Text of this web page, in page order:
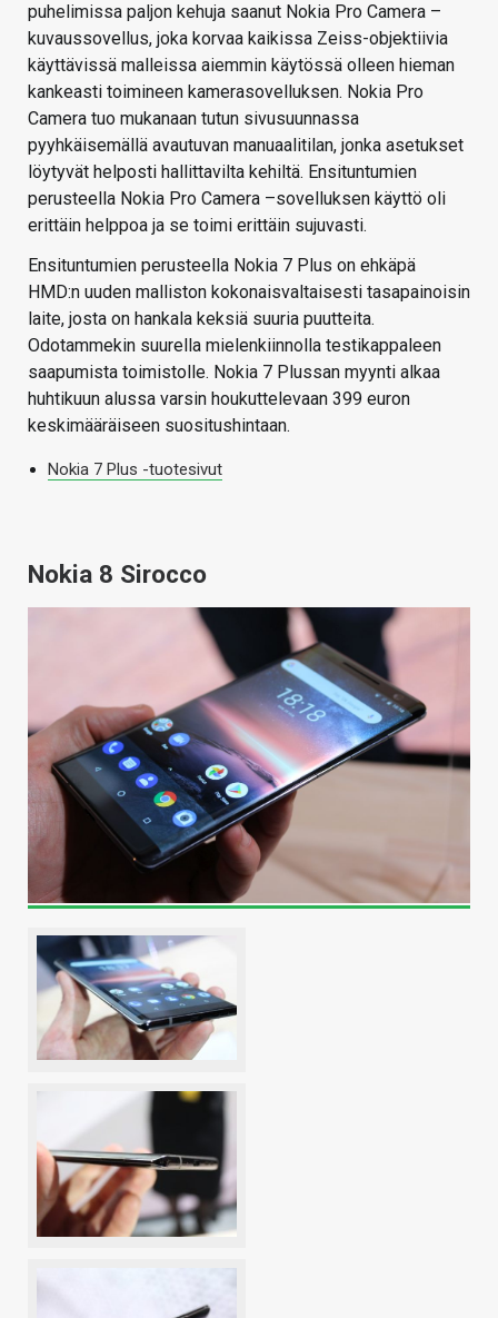
puhelimissa paljon kehuja saanut Nokia Pro Camera –
kuvaussovellus, joka korvaa kaikissa Zeiss-objektiivia
käyttävissä malleissa aiemmin käytössä olleen hieman
kankeasti toimineen kamerasovelluksen. Nokia Pro
Camera tuo mukanaan tutun sivusuunnassa
pyyhkäisemällä avautuvan manuaalitilan, jonka asetukset
löytyvät helposti hallittavilta kehiltä. Ensituntumien
perusteella Nokia Pro Camera –sovelluksen käyttö oli
erittäin helppoa ja se toimi erittäin sujuvasti.
Ensituntumien perusteella Nokia 7 Plus on ehkäpä
HMD:n uuden malliston kokonaisvaltaisesti tasapainoisin
laite, josta on hankala keksiä suuria puutteita.
Odotammekin suurella mielenkiinnolla testikappaleen
saapumista toimistolle. Nokia 7 Plussan myynti alkaa
huhtikuun alussa varsin houkuttelevaan 399 euron
keskimääräiseen suositushintaan.
Nokia 7 Plus -tuotesivut
Nokia 8 Sirocco